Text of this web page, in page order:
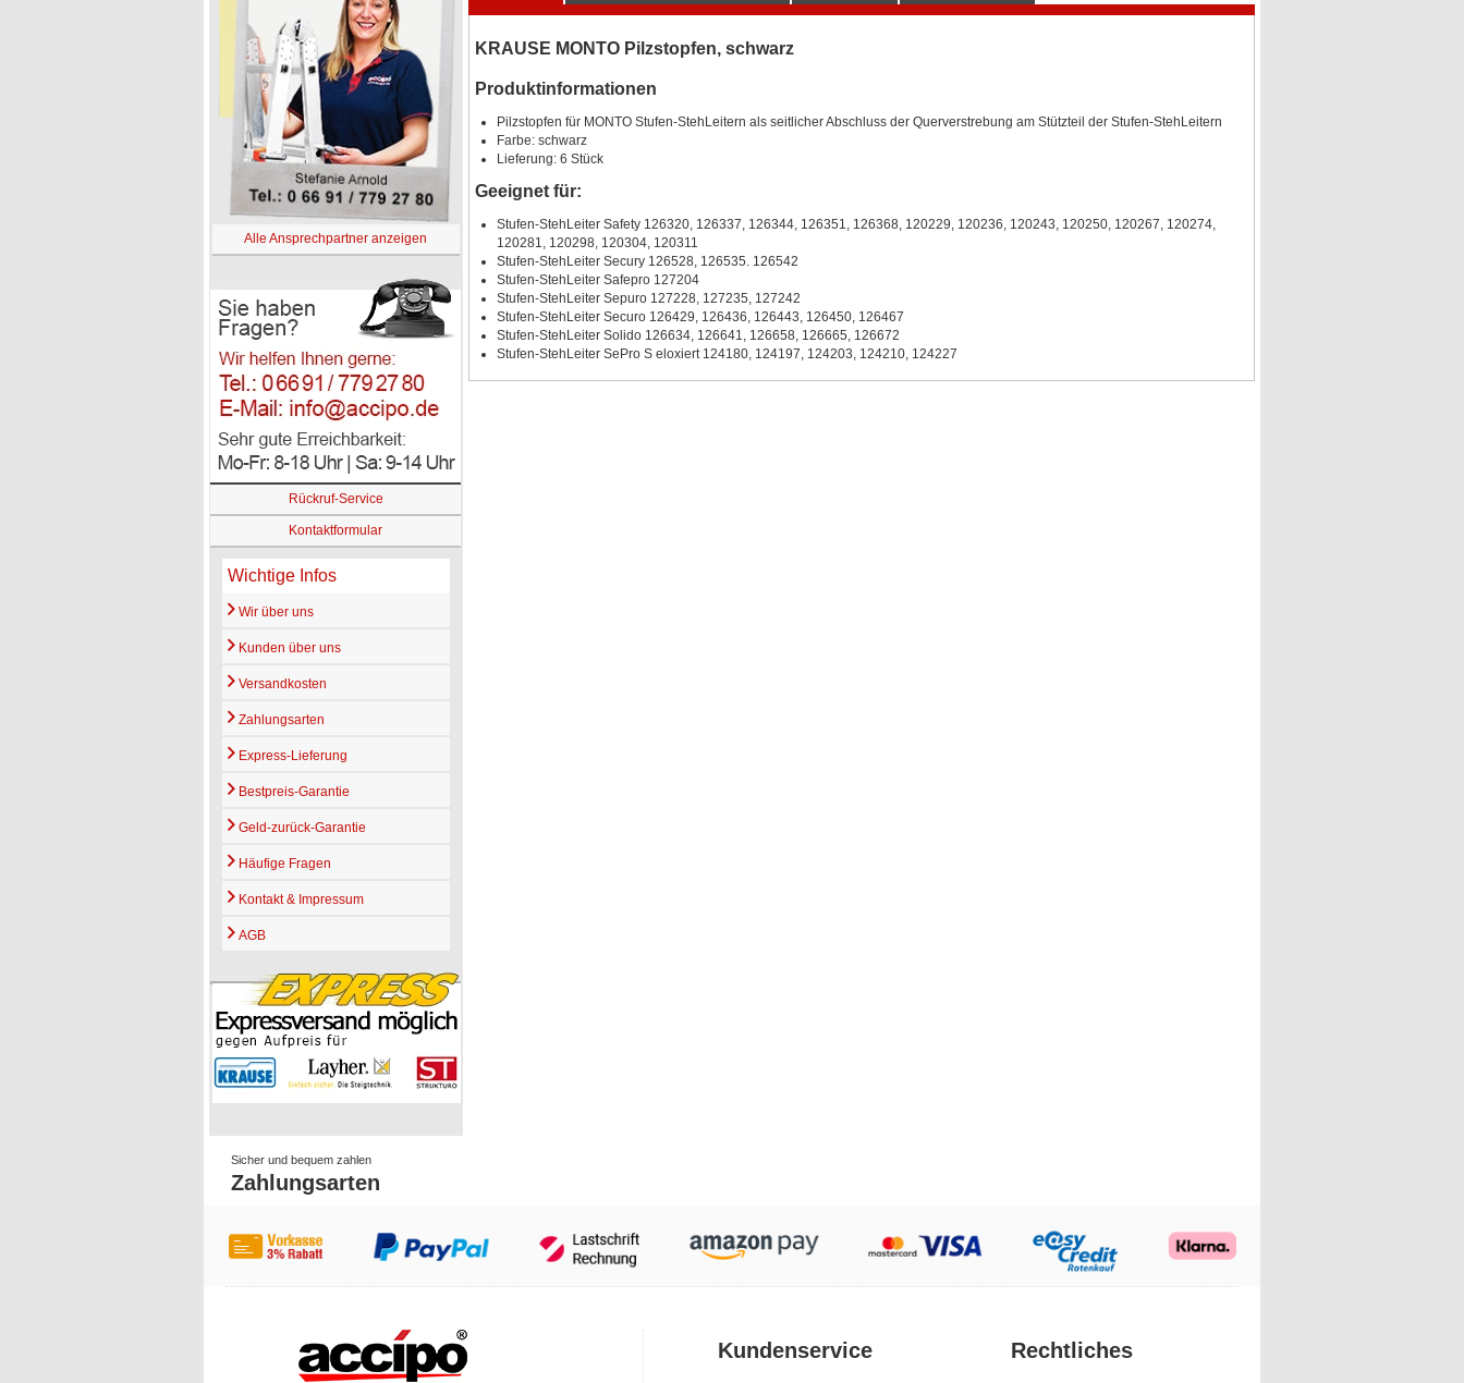
Alle Ansprechpartner anzeigen
Rückruf-Service
Kontaktformular
Wichtige Infos
Wir über uns
Kunden über uns
Versandkosten
Zahlungsarten
Express-Lieferung
Bestpreis-Garantie
Geld-zurück-Garantie
Häufige Fragen
Kontakt & Impressum
AGB
KRAUSE MONTO Pilzstopfen, schwarz
Produktinformationen
Pilzstopfen für MONTO Stufen-StehLeitern als seitlicher Abschluss der Querverstrebung am Stützteil der Stufen-StehLeitern
Farbe: schwarz
Lieferung: 6 Stück
Geeignet für:
Stufen-StehLeiter Safety 126320, 126337, 126344, 126351, 126368, 120229, 120236, 120243, 120250, 120267, 120274,
120281, 120298, 120304, 120311
Stufen-StehLeiter Secury 126528, 126535. 126542
Stufen-StehLeiter Safepro 127204
Stufen-StehLeiter Sepuro 127228, 127235, 127242
Stufen-StehLeiter Securo 126429, 126436, 126443, 126450, 126467
Stufen-StehLeiter Solido 126634, 126641, 126658, 126665, 126672
Stufen-StehLeiter SePro S eloxiert 124180, 124197, 124203, 124210, 124227
Sicher und bequem zahlen
Zahlungsarten
Kundenservice Rechtliches